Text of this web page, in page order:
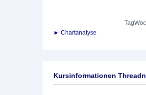
Tag
► Chartanalyse
Kursinformationen